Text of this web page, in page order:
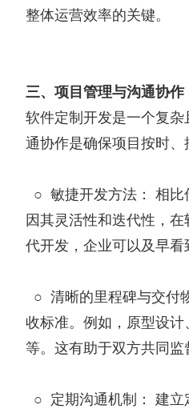
整体运营效率的关键。
三、项目管理与沟通协
软件定制开发是一个复
通协作是确保项目按时、
○ 敏捷开发方法： 相比
因其灵活性和迭代性，
代开发，企业可以及早
○ 清晰的里程碑与交付
收标准。例如，原型设
等。这有助于双方共同
○ 定期沟通机制： 建